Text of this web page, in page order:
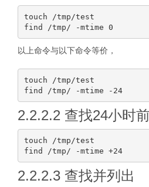
touch /tmp/test
以上命令与以下命令等价，
touch /tmp/test
find /tmp/ -mtime -24
2.2.2.2 查找24小时
touch /tmp/test
find /tmp/ -mtime +24
2.2.2.3 查找并列出